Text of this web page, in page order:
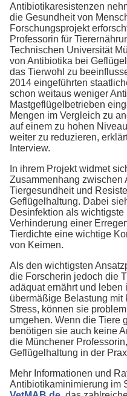
Antibiotikaresistenzen
die Gesundheit von
Forschungsprojekt
Professorin für
Technischen Universität
von Antibiotika bei
das Tierwohl zu
2014 eingeführten
schon weitaus weniger
Mastgeflügelbetrieben
Mengen im Vergleich zu
auf einem zu hohen
weiter zu reduzieren,
Interview.
In ihrem Projekt widmet
Zusammenhang zwischen
Tiergesundheit und
Geflügelhaltung. Dabei
Desinfektion als
Verhinderung einer
Tierdichte eine wichtige
von Keimen.
Als den wichtigsten
die Forscherin jedoch die
adäquat ernährt und
übermäßige Belastung mit
Stress, können sie
umgehen. Wenn die Tiere
benötigen sie auch keine
die Münchener
Geflügelhaltung in der
Mehr Informationen und
Antibiotikaminimierung im